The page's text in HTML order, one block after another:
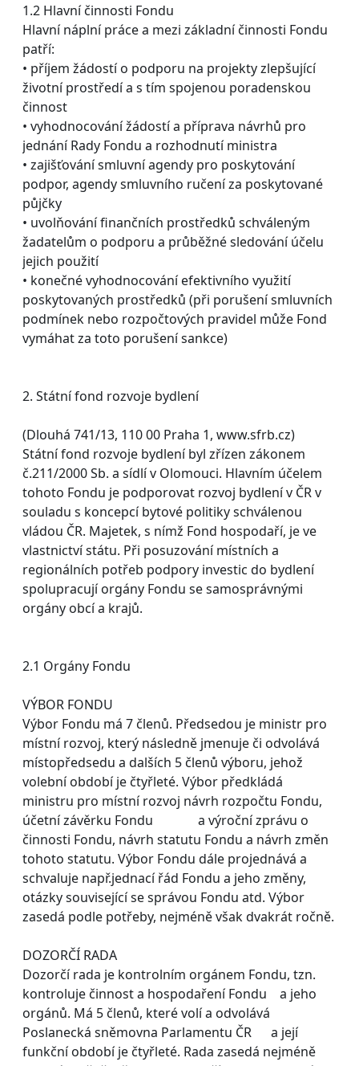
1.2 Hlavní činnosti Fondu
Hlavní náplní práce a mezi základní činnosti Fondu
patří:
• příjem žádostí o podporu na projekty zlepšující
životní prostředí a s tím spojenou poradenskou
činnost
• vyhodnocování žádostí a příprava návrhů pro
jednání Rady Fondu a rozhodnutí ministra
• zajišťování smluvní agendy pro poskytování
podpor, agendy smluvního ručení za poskytované
půjčky
• uvolňování finančních prostředků schváleným
žadatelům o podporu a průběžné sledování účelu
jejich použití
• konečné vyhodnocování efektivního využití
poskytovaných prostředků (při porušení smluvních
podmínek nebo rozpočtových pravidel může Fond
vymáhat za toto porušení sankce)
2. Státní fond rozvoje bydlení
(Dlouhá 741/13, 110 00 Praha 1, www.sfrb.cz)
Státní fond rozvoje bydlení byl zřízen zákonem
č.211/2000 Sb. a sídlí v Olomouci. Hlavním účelem
tohoto Fondu je podporovat rozvoj bydlení v ČR v
souladu s koncepcí bytové politiky schválenou
vládou ČR. Majetek, s nímž Fond hospodaří, je ve
vlastnictví státu. Při posuzování místních a
regionálních potřeb podpory investic do bydlení
spolupracují orgány Fondu se samosprávnými
orgány obcí a krajů.
2.1 Orgány Fondu
VÝBOR FONDU
Výbor Fondu má 7 členů. Předsedou je ministr pro
místní rozvoj, který následně jmenuje či odvolává
místopředsedu a dalších 5 členů výboru, jehož
volební období je čtyřleté. Výbor předkládá
ministru pro místní rozvoj návrh rozpočtu Fondu,
účetní závěrku Fondu a výroční zprávu o
činnosti Fondu, návrh statutu Fondu a návrh změn
tohoto statutu. Výbor Fondu dále projednává a
schvaluje např.jednací řád Fondu a jeho změny,
otázky související se správou Fondu atd. Výbor
zasedá podle potřeby, nejméně však dvakrát ročně.
DOZORČÍ RADA
Dozorčí rada je kontrolním orgánem Fondu, tzn.
kontroluje činnost a hospodaření Fondu a jeho
orgánů. Má 5 členů, které volí a odvolává
Poslanecká sněmovna Parlamentu ČR a její
funkční období je čtyřleté. Rada zasedá nejméně